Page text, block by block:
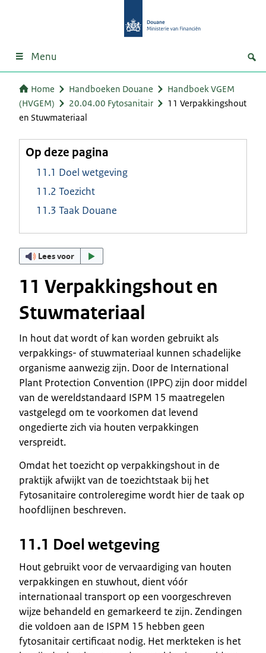
Menu
Home Handboeken Douane
Handboek VGEM
(HVGEM)
20.04.00 Fytosanitair
11 Verpakkingshout
en Stuwmateriaal
Op deze pagina
11.1 Doel wetgeving
11.2 Toezicht
11.3 Taak Douane
Lees voor
11 Verpakkingshout en
Stuwmateriaal
In hout dat wordt of kan worden gebruikt als
verpakkings- of stuwmateriaal kunnen schadelijke
organisme aanwezig zijn. Door de International
Plant Protection Convention (IPPC) zijn door middel
van de wereldstandaard ISPM 15 maatregelen
vastgelegd om te voorkomen dat levend
ongedierte zich via houten verpakkingen
verspreidt.
Omdat het toezicht op verpakkingshout in de
praktijk afwijkt van de toezichtstaak bij het
Fytosanitaire controleregime wordt hier de taak op
hoofdlijnen beschreven.
11.1 Doel wetgeving
Hout gebruikt voor de vervaardiging van houten
verpakkingen en stuwhout, dient vóór
internationaal transport op een voorgeschreven
wijze behandeld en gemarkeerd te zijn. Zendingen
die voldoen aan de ISPM 15 hebben geen
fytosanitair certificaat nodig. Het merkteken is het